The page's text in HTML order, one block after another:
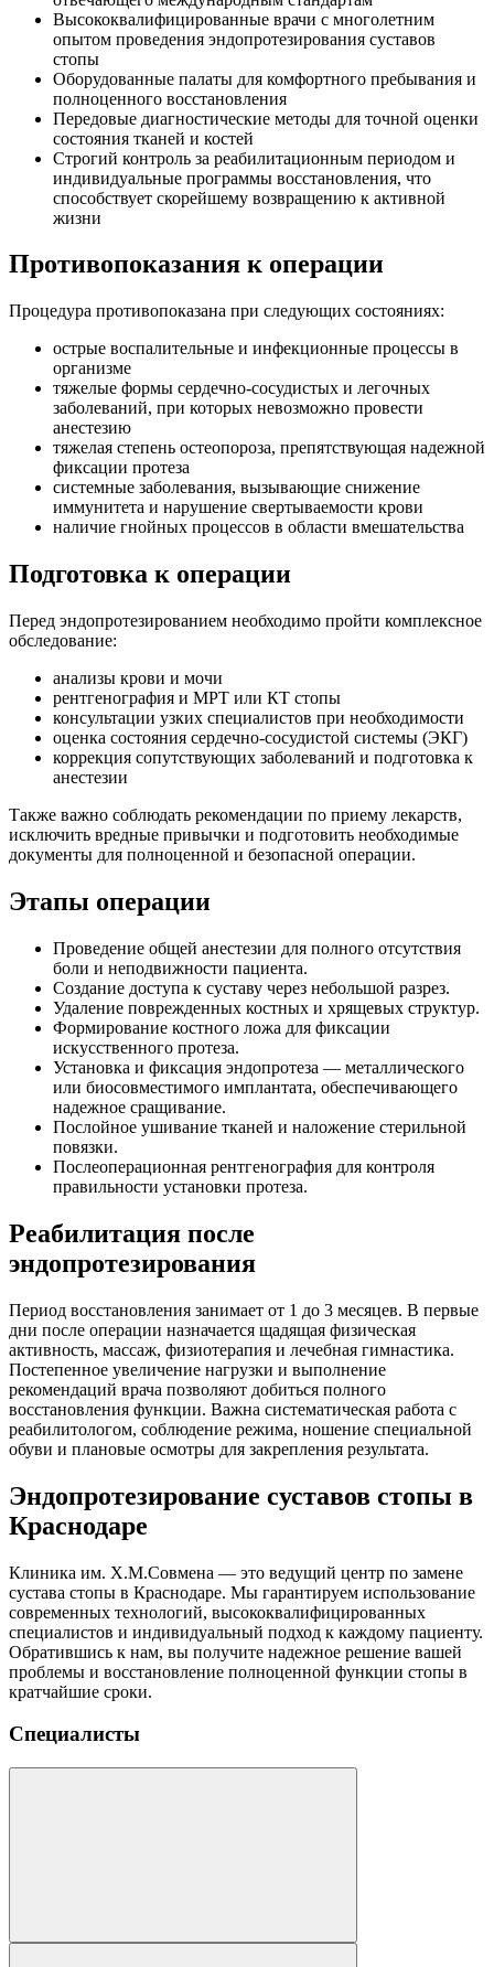
Высококвалифицированные врачи с многолетним
опытом проведения эндопротезирования суставов
стопы
Оборудованные палаты для комфортного пребывания и
полноценного восстановления
Передовые диагностические методы для точной оценки
состояния тканей и костей
Строгий контроль за реабилитационным периодом и
индивидуальные программы восстановления, что
способствует скорейшему возвращению к активной
жизни
Противопоказания к операции
Процедура противопоказана при следующих состояниях:
острые воспалительные и инфекционные процессы в
организме
тяжелые формы сердечно-сосудистых и легочных
заболеваний, при которых невозможно провести
анестезию
тяжелая степень остеопороза, препятствующая надежной
фиксации протеза
системные заболевания, вызывающие снижение
иммунитета и нарушение свертываемости крови
наличие гнойных процессов в области вмешательства
Подготовка к операции
Перед эндопротезированием необходимо пройти комплексное
обследование:
анализы крови и мочи
рентгенография и МРТ или КТ стопы
консультации узких специалистов при необходимости
оценка состояния сердечно-сосудистой системы (ЭКГ)
коррекция сопутствующих заболеваний и подготовка к
анестезии
Также важно соблюдать рекомендации по приему лекарств,
исключить вредные привычки и подготовить необходимые
документы для полноценной и безопасной операции.
Этапы операции
Проведение общей анестезии для полного отсутствия
боли и неподвижности пациента.
Создание доступа к суставу через небольшой разрез.
Удаление поврежденных костных и хрящевых структур.
Формирование костного ложа для фиксации
искусственного протеза.
Установка и фиксация эндопротеза — металлического
или биосовместимого имплантата, обеспечивающего
надежное сращивание.
Послойное ушивание тканей и наложение стерильной
повязки.
Послеоперационная рентгенография для контроля
правильности установки протеза.
Реабилитация после
эндопротезирования
Период восстановления занимает от 1 до 3 месяцев. В первые
дни после операции назначается щадящая физическая
активность, массаж, физиотерапия и лечебная гимнастика.
Постепенное увеличение нагрузки и выполнение
рекомендаций врача позволяют добиться полного
восстановления функции. Важна систематическая работа с
реабилитологом, соблюдение режима, ношение специальной
обуви и плановые осмотры для закрепления результата.
Эндопротезирование суставов стопы в
Краснодаре
Клиника им. Х.М.Совмена — это ведущий центр по замене
сустава стопы в Краснодаре. Мы гарантируем использование
современных технологий, высококвалифицированных
специалистов и индивидуальный подход к каждому пациенту.
Обратившись к нам, вы получите надежное решение вашей
проблемы и восстановление полноценной функции стопы в
кратчайшие сроки.
Специалисты